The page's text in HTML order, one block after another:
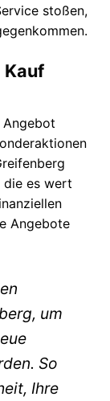
stoßen,
Kauf
Angebot
es wert
Angebote
um
So
Ihre